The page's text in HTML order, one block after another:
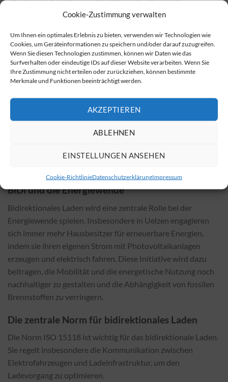
Cookie-Zustimmung verwalten
Um Ihnen ein optimales Erlebnis zu bieten, verwenden wir Technologien wie
Cookies, um Geräteinformationen zu speichern und/oder darauf zuzugreifen.
Wenn Sie diesen Technologien zustimmen, können wir Daten wie das
Surfverhalten oder eindeutige IDs auf dieser Website verarbeiten. Wenn Sie
Ihre Zustimmung nicht erteilen oder zurückziehen, können bestimmte
Merkmale und Funktionen beeinträchtigt werden.
AKZEPTIEREN
ABLEHNEN
EINSTELLUNGEN ANSEHEN
Cookie-RichtlinieDatenschutzerklärungImpressum
Verwaltung nachfragen. Auch ein Blick auf die offiziellen
Zusätzlich könnten auch auf Bundesebene Förderungen
verfügbar sein.
Wo bekommt man Beratung?
vielschichtig sein. Daher empfiehlt es sich, bereits in der
Planungsphase einen qualifizierten Fachbetrieb
hinzuzuziehen. Für die Installation, Montage und
Erfahrene Unternehmen in Ihrer Nähe finden Sie unter
BiDi und die Energiewende
Bidirektionales Laden wird eine zentrale Rolle bei der
Energiewende spielen. Insbesondere in Uelzen engagieren
sich immer mehr Hausbesitzer für erneuerbare Energien,
indem sie ihren eigenen Strom mit Photovoltaikanlagen
erzeugen und elektrisch fahren. Diese Initiative wird dazu
beitragen, die Mobilität und die energetische Nutzung noch
nachhaltiger zu gestalten und die Abhängigkeit von fossilen
Brennstoffen zu verringern.
Die zentrale Norm für bidirektionales Laden
Die Norm ISO 15118 ist wichtig für das bidirektionale Laden.
Sie regelt insbesondere die Kommunikation zwischen
Elektrofahrzeugen und Ladeinfrastruktur, um den
Ladevorgang zu optimieren.